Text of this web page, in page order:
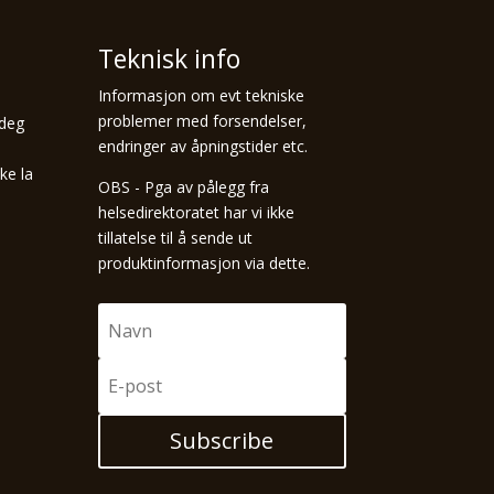
la
Teknisk info
Informasjon om evt tekniske
problemer med forsendelser,
endringer av åpningstider etc.
OBS - Pga av pålegg fra
helsedirektoratet har vi ikke
tillatelse til å sende ut
produktinformasjon via dette.
Subscribe